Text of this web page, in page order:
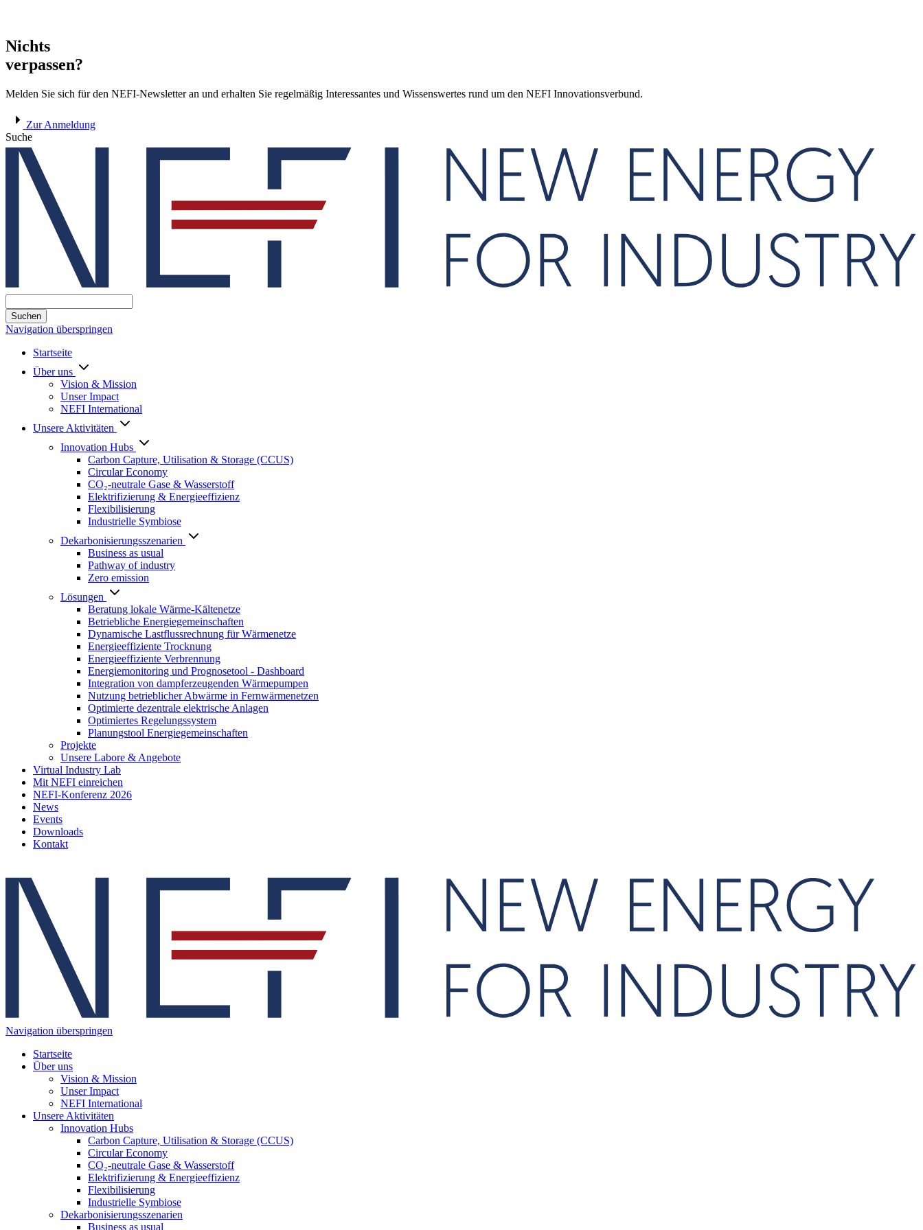
Nichts
verpassen?
Melden Sie sich für den NEFI-Newsletter an und erhalten Sie regelmäßig Interessantes und Wissenswertes rund um den NEFI Innovationsverbund.
Zur Anmeldung
Suche
Suchen
Navigation überspringen
Startseite
Über uns
Vision & Mission
Unser Impact
NEFI International
Unsere Aktivitäten
Innovation Hubs
Carbon Capture, Utilisation & Storage (CCUS)
Circular Economy
CO₂-neutrale Gase & Wasserstoff
Elektrifizierung & Energieeffizienz
Flexibilisierung
Industrielle Symbiose
Dekarbonisierungs­szenarien
Business as usual
Pathway of industry
Zero emission
Lösungen
Beratung lokale Wärme-Kältenetze
Betriebliche Energiegemeinschaften
Dynamische Lastflussrechnung für Wärmenetze
Energieeffiziente Trocknung
Energieeffiziente Verbrennung
Energiemonitoring und Prognosetool - Dashboard
Integration von dampferzeugenden Wärmepumpen
Nutzung betrieblicher Abwärme in Fernwärmenetzen
Optimierte dezentrale elektrische Anlagen
Optimiertes Regelungssystem
Planungstool Energiegemeinschaften
Projekte
Unsere Labore & Angebote
Virtual Industry Lab
Mit NEFI einreichen
NEFI-Konferenz 2026
News
Events
Downloads
Kontakt
Navigation überspringen
Startseite
Über uns
Vision & Mission
Unser Impact
NEFI International
Unsere Aktivitäten
Innovation Hubs
Carbon Capture, Utilisation & Storage (CCUS)
Circular Economy
CO₂-neutrale Gase & Wasserstoff
Elektrifizierung & Energieeffizienz
Flexibilisierung
Industrielle Symbiose
Dekarbonisierungs­szenarien
Business as usual